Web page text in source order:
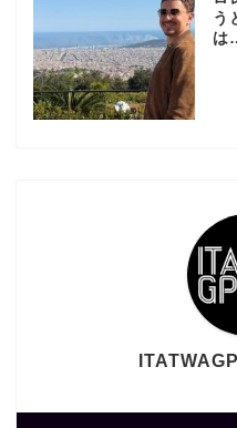
う
は